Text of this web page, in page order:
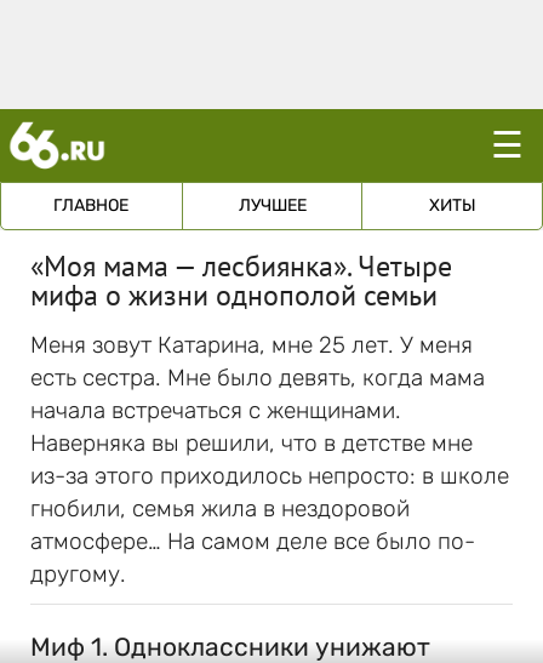
☰
ГЛАВНОЕ ЛУЧШЕЕ ХИТЫ
«Моя мама — лесбиянка». Четыре
мифа о жизни однополой семьи
Меня зовут Катарина, мне 25 лет. У меня
есть сестра. Мне было девять, когда мама
начала встречаться с женщинами.
Наверняка вы решили, что в детстве мне
из-за этого приходилось непросто: в школе
гнобили, семья жила в нездоровой
атмосфере… На самом деле все было по-
другому.
Миф 1. Одноклассники унижают